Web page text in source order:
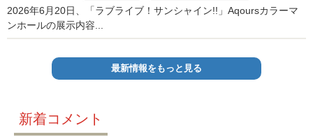
2026年6月20日、「ラブライブ！サンシャイン!!」Aqoursカラーマ
ンホールの展示内容...
最新情報をもっと見る
新着コメント